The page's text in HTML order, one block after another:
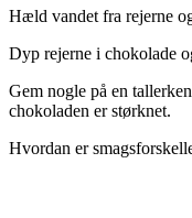
Hæld vandet fra rejerne
Dyp rejerne i chokolade
Gem nogle på en
chokoladen er størknet.
Hvordan er